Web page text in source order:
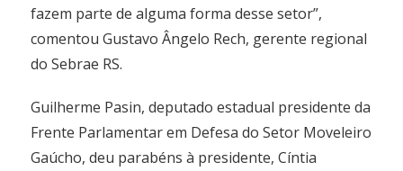
fazem parte de alguma forma desse setor”,
comentou Gustavo Ângelo Rech, gerente regional
do Sebrae RS.
Guilherme Pasin, deputado estadual presidente da
Frente Parlamentar em Defesa do Setor Moveleiro
Gaúcho, deu parabéns à presidente, Cíntia